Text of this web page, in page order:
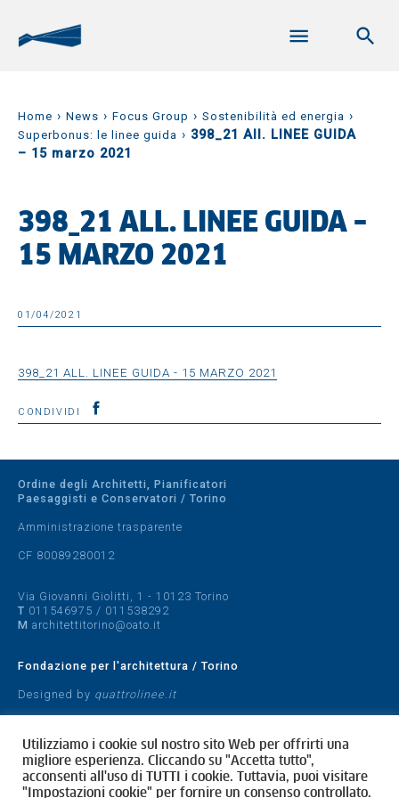
Home › News › Focus Group › Sostenibilità ed energia ›
Superbonus: le linee guida › 398_21 All. LINEE GUIDA
– 15 marzo 2021
398_21 ALL. LINEE GUIDA –
15 MARZO 2021
01/04/2021
398_21 ALL. LINEE GUIDA - 15 MARZO 2021
CONDIVIDI
Ordine degli Architetti, Pianificatori
Paesaggisti e Conservatori / Torino
Amministrazione trasparente
CF 80089280012
Via Giovanni Giolitti, 1 - 10123 Torino
T 011546975 / 011538292
M architettitorino@oato.it
Fondazione per l'architettura / Torino
Designed by quattrolinee.it
Cookie Policy
Privacy Policy
Utilizziamo i cookie sul nostro sito Web per offrirti una
migliore esperienza. Cliccando su "Accetta tutto",
acconsenti all'uso di TUTTI i cookie. Tuttavia, puoi visitare
"Impostazioni cookie" per fornire un consenso controllato.